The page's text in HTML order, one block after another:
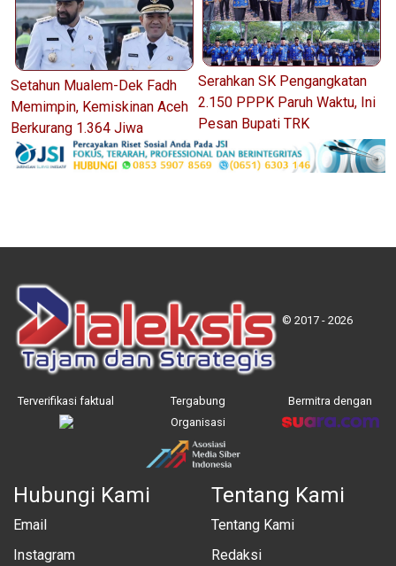
Setahun Mualem-Dek Fadh
Memimpin, Kemiskinan Aceh
Berkurang 1.364 Jiwa
Serahkan SK Pengangkatan
2.150 PPPK Paruh Waktu, Ini
Pesan Bupati TRK
© 2017 - 2026
Terverifikasi faktual
Tergabung
Organisasi
Bermitra dengan
Hubungi Kami
Email
Instagram
Tentang Kami
Tentang Kami
Redaksi